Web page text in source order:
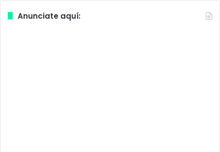
Anunciate aquí: